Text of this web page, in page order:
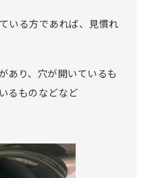
いる方であれば、見慣れ
あり、穴が開いているも
るものなどなど